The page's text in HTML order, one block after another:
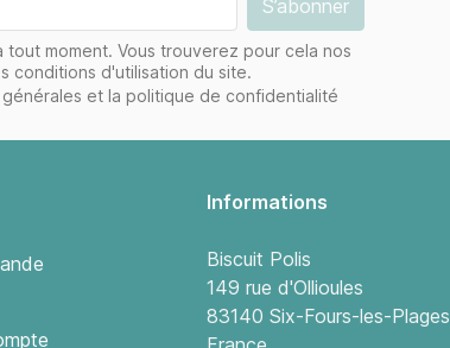
moment. Vous trouverez pour cela nos
conditions d'utilisation du site.
et la politique de confidentialité
Informations
Biscuit Polis
149 rue d'Ollioules
83140 Six-Fours-les-Plages